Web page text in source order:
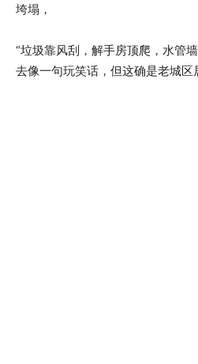
垮塌，
“垃圾靠风刮，解手房顶爬，水管
去像一句玩笑话，但这确是老城区